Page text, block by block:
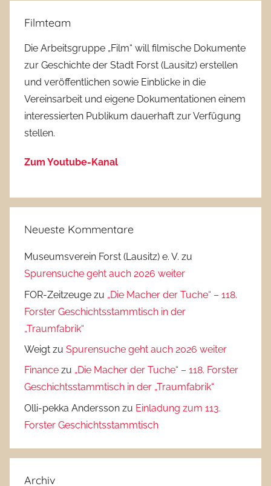
Filmteam
Die Arbeitsgruppe „Film“ will filmische Dokumente
zur Geschichte der Stadt Forst (Lausitz) erstellen
und veröffentlichen sowie Einblicke in die
Vereinsarbeit und eigene Dokumentationen einem
interessierten Publikum dauerhaft zur Verfügung
stellen.
Zum Youtube-Kanal
Neueste Kommentare
Museumsverein Forst (Lausitz) e. V. zu
Spurensuche geht auch 2026 weiter
FOR-Zeitzeuge zu „Die Macher der Tuche“ – 118.
Forster Geschichtsstammtisch in der
„Traumfabrik“
Weigt zu Spurensuche geht auch 2026 weiter
Finance zu „Die Macher der Tuche“ – 118. Forster
Geschichtsstammtisch in der „Traumfabrik“
Olli-pekka Andersson zu Einladung zum 113.
Forster Geschichtsstammtisch
Archiv